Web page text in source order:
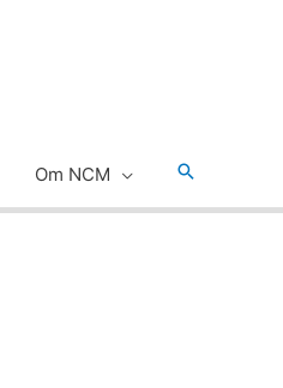
Om NCM Sök